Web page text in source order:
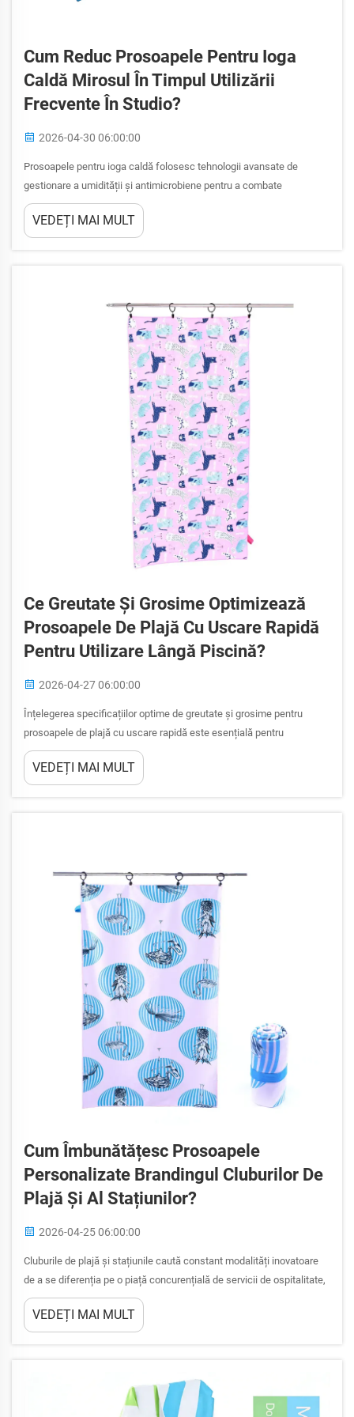
Cum Reduc Prosoapele Pentru Ioga
Caldă Mirosul În Timpul Utilizării
Frecvente În Studio?
2026-04-30 06:00:00
Prosoapele pentru ioga caldă folosesc tehnologii avansate de
gestionare a umidității și antimicrobiene pentru a combate
provocările persistente legate de miros care apar în timpul sesiunilor
intensive din studio. Aceste textile specializate sunt concepute cu
VEDEȚI MAI MULT
Ce Greutate Și Grosime Optimizează
Prosoapele De Plajă Cu Uscare Rapidă
Pentru Utilizare Lângă Piscină?
2026-04-27 06:00:00
Înțelegerea specificațiilor optime de greutate și grosime pentru
prosoapele de plajă cu uscare rapidă este esențială pentru
maximizarea performanței acestora în mediile de lângă piscină.
Echilibrul delicat dintre densitatea materialului, capacitatea de
VEDEȚI MAI MULT
Cum Îmbunătățesc Prosoapele
Personalizate Brandingul Cluburilor De
Plajă Și Al Stațiunilor?
2026-04-25 06:00:00
Cluburile de plajă și stațiunile caută constant modalități inovatoare
de a se diferenția pe o piață concurențială de servicii de ospitalitate,
iar prosoapele personalizate de plajă s-au dovedit a fi unul dintre cele
mai eficiente instrumente de branding disponibile. Aceste textile
VEDEȚI MAI MULT